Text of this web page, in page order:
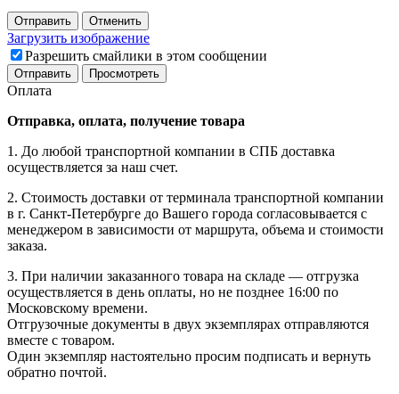
Отправить Отменить
Загрузить изображение
Разрешить смайлики в этом сообщении
Оплата
Отправка, оплата, получение товара
1. До любой транспортной компании в СПБ доставка
осуществляется за наш счет.
2. Стоимость доставки от терминала транспортной компании
в г. Санкт-Петербурге до Вашего города согласовывается с
менеджером в зависимости от маршрута, объема и стоимости
заказа.
3. При наличии заказанного товара на складе — отгрузка
осуществляется в день оплаты, но не позднее 16:00 по
Московскому времени.
Отгрузочные документы в двух экземплярах отправляются
вместе с товаром.
Один экземпляр настоятельно просим подписать и вернуть
обратно почтой.